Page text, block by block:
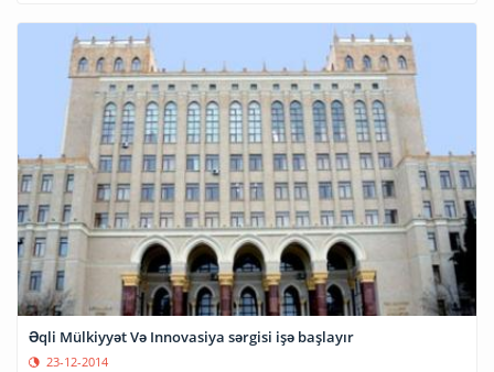
Əqli Mülkiyyət Və Innovasiya sərgisi işə başlayır
23-12-2014